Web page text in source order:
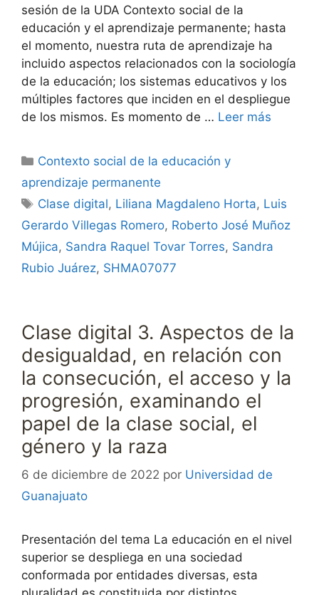
sesión de la UDA Contexto social de la
educación y el aprendizaje permanente; hasta
el momento, nuestra ruta de aprendizaje ha
incluido aspectos relacionados con la sociología
de la educación; los sistemas educativos y los
múltiples factores que inciden en el despliegue
de los mismos. Es momento de … Leer más
Categorías
Contexto social de la educación y
aprendizaje permanente
Etiquetas
Clase digital, Liliana Magdaleno Horta, Luis
Gerardo Villegas Romero, Roberto José Muñoz
Mújica, Sandra Raquel Tovar Torres, Sandra
Rubio Juárez, SHMA07077
Clase digital 3. Aspectos de la
desigualdad, en relación con
la consecución, el acceso y la
progresión, examinando el
papel de la clase social, el
género y la raza
6 de diciembre de 2022 por Universidad de
Guanajuato
Presentación del tema La educación en el nivel
superior se despliega en una sociedad
conformada por entidades diversas, esta